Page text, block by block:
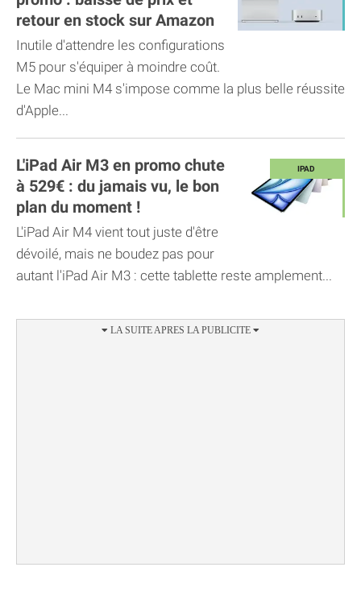
retour en stock sur Amazon
Inutile d'attendre les configurations
M5 pour s'équiper à moindre coût.
Le Mac mini M4 s'impose comme la plus belle réussite
d'Apple...
L'iPad Air M3 en promo chute
à 529€ : du jamais vu, le bon
plan du moment !
L'iPad Air M4 vient tout juste d'être
dévoilé, mais ne boudez pas pour
autant l'iPad Air M3 : cette tablette reste amplement...